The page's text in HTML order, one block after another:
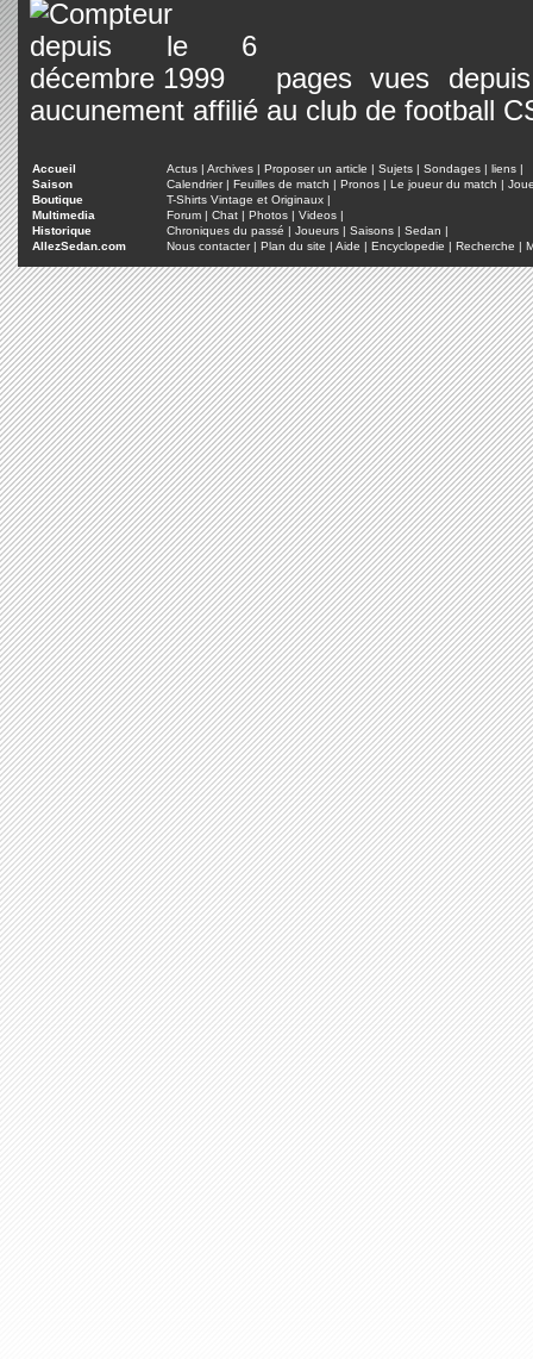
pages vues
aucunement affilié au club de football
Accueil Actus | Archives | Proposer un article | Sujets | Sondages | liens |
Saison
Calendrier| Feuilles de match | Pronos | Le joueur du match |
Boutique
T-Shirts Vintage et Originaux |
Multimedia
Forum | Chat | Photos | Videos |
Historique
Chroniques du passé | Joueurs | Saisons | Sedan |
AllezSedan.com
Nous contacter| Plan du site | Aide | Encyclopedie | Recherche |